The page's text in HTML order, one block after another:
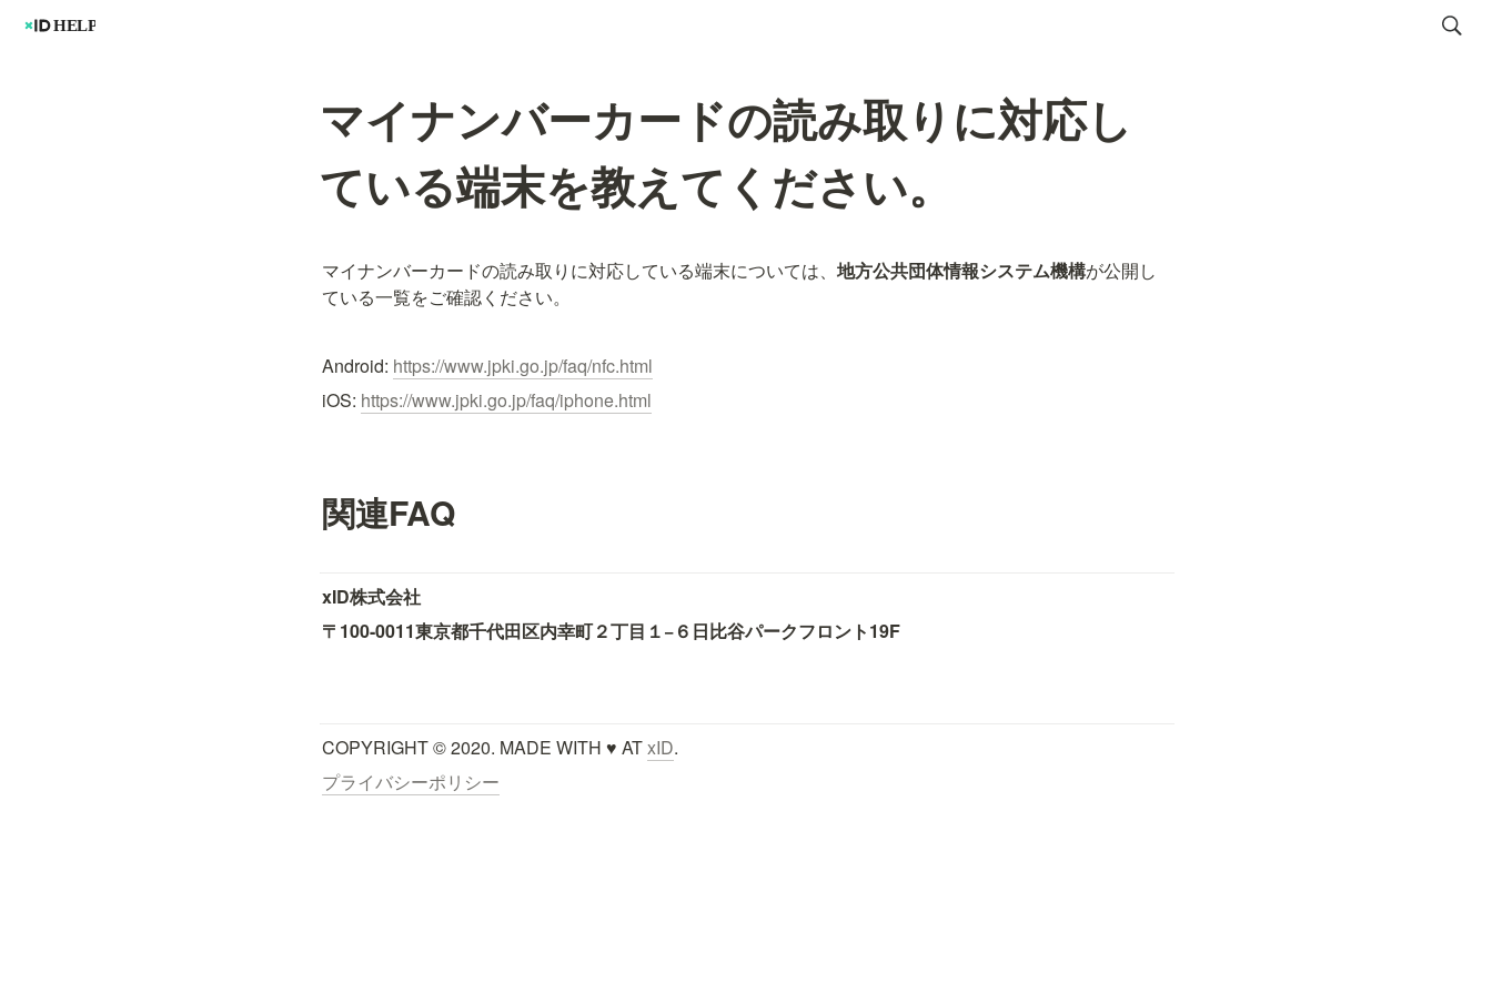
マイナンバーカードの読み取りに対応し
ている端末を教えてください。
マイナンバーカードの読み取りに対応している端末については、 地方公共団体情報システム機構が公開し
ている一覧をご確認ください。
Android: https://www.jpki.go.jp/faq/nfc.html
iOS: https://www.jpki.go.jp/faq/iphone.html
関連FAQ
xID株式会社
〒100-0011東京都千代田区内幸町２丁目１−６ 日比谷パークフロント19F
COPYRIGHT © 2020. MADE WITH ♥ AT xID.
プライバシーポリシー